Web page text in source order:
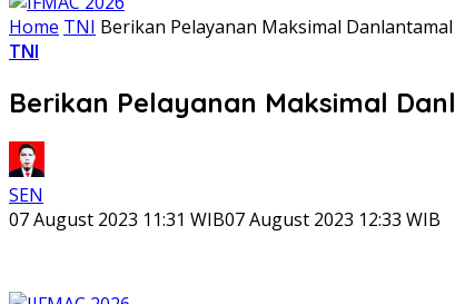
Home TNI Berikan Pelayanan Maksimal
TNI
Berikan Pelayanan Maksimal
SEN
07 August 2023 11:31 WIB07 August 2023 12:33 WIB